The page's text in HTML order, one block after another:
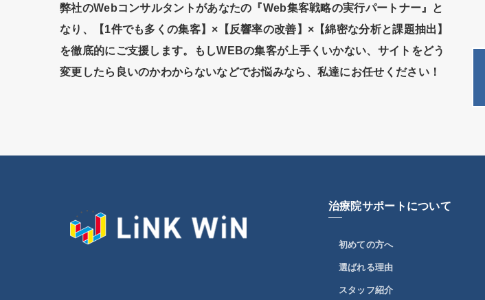
弊社のWebコンサルタントがあなたの『Web集客戦略の実行パートナー』と
なり、【1件でも多くの集客】×【反響率の改善】×【綿密な分析と課題抽出】
を徹底的にご支援します。もしWEBの集客が上手くいかない、サイトをどう
変更したら良いのかわからないなどでお悩みなら、私達にお任せください！
治療院サポートについて
初めての方へ
選ばれる理由
スタッフ紹介